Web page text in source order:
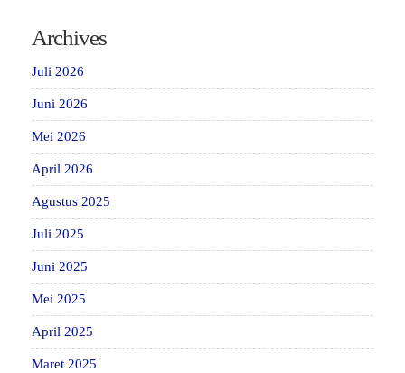
Archives
Juli 2026
Juni 2026
Mei 2026
April 2026
Agustus 2025
Juli 2025
Juni 2025
Mei 2025
April 2025
Maret 2025